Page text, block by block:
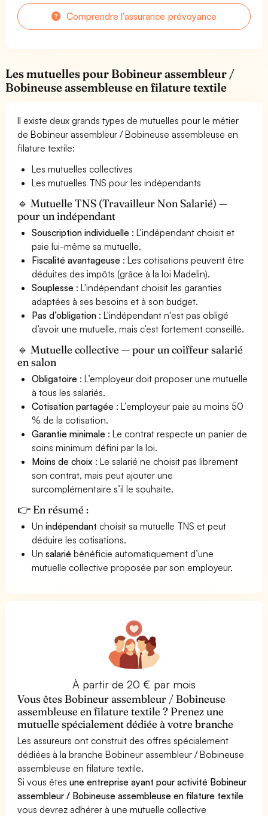
Comprendre l'assurance prévoyance
Les mutuelles pour Bobineur assembleur /
Bobineuse assembleuse en filature textile
Il existe deux grands types de mutuelles pour le métier
de Bobineur assembleur / Bobineuse assembleuse en
filature textile:
Les mutuelles collectives
Les mutuelles TNS pour les indépendants
🔹 Mutuelle TNS (Travailleur Non Salarié) —
pour un indépendant
Souscription individuelle : L'indépendant choisit et
paie lui-même sa mutuelle.
Fiscalité avantageuse : Les cotisations peuvent être
déduites des impôts (grâce à la loi Madelin).
Souplesse : L'indépendant choisit les garanties
adaptées à ses besoins et à son budget.
Pas d’obligation : L'indépendant n'est pas obligé
d’avoir une mutuelle, mais c’est fortement conseillé.
🔹 Mutuelle collective — pour un coiffeur salarié
en salon
Obligatoire : L’employeur doit proposer une mutuelle
à tous les salariés.
Cotisation partagée : L’employeur paie au moins 50
% de la cotisation.
Garantie minimale : Le contrat respecte un panier de
soins minimum défini par la loi.
Moins de choix : Le salarié ne choisit pas librement
son contrat, mais peut ajouter une
surcomplémentaire s’il le souhaite.
👉 En résumé :
Unindépendant choisit sa mutuelle TNS et peut
déduire les cotisations.
Unsalarié bénéficie automatiquement d’une
mutuelle collective proposée par son employeur.
À partir de 20 € par mois
Vous êtes Bobineur assembleur / Bobineuse
assembleuse en filature textile ? Prenez une
mutuelle spécialement dédiée à votre branche
Les assureurs ont construit des offres spécialement
dédiées à la branche Bobineur assembleur / Bobineuse
assembleuse en filature textile.
Si vous êtesune entreprise ayant pour activité Bobineur
assembleur / Bobineuse assembleuse en filature textile
vous devrez adhérer à une mutuelle collective